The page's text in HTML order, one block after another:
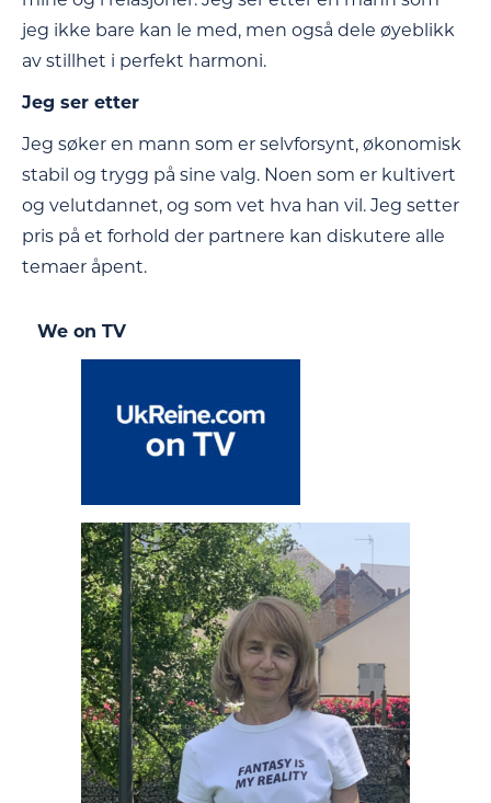
jeg ikke bare kan le med, men også dele øyeblikk
av stillhet i perfekt harmoni.
Jeg ser etter
Jeg søker en mann som er selvforsynt, økonomisk
stabil og trygg på sine valg. Noen som er kultivert
og velutdannet, og som vet hva han vil. Jeg setter
pris på et forhold der partnere kan diskutere alle
temaer åpent.
We on TV